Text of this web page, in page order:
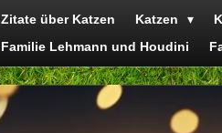
Zitate über Katzen
Katzen
Familie Lehmann und Houdini